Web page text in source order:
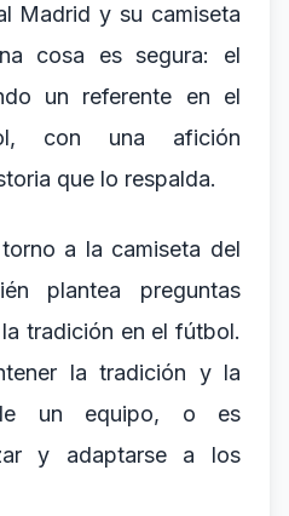
Madrid y su camiseta
cosa es segura: el
un referente en el
con una afición
que lo respalda.
a la camiseta del
plantea preguntas
tradición en el fútbol.
la tradición y la
un equipo, o es
y adaptarse a los